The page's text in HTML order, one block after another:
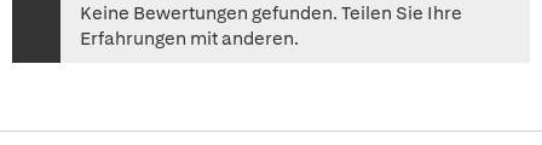
Keine Bewertungen gefunden. Teilen Sie Ihre
Erfahrungen mit anderen.